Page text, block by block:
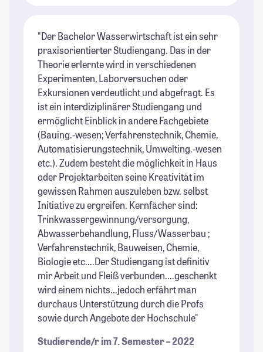
"Der Bachelor Wasserwirtschaft ist ein sehr
praxisorientierter Studiengang. Das in der
Theorie erlernte wird in verschiedenen
Experimenten, Laborversuchen oder
Exkursionen verdeutlicht und abgefragt. Es
ist ein interdiziplinärer Studiengang und
ermöglicht Einblick in andere Fachgebiete
(Bauing.-wesen; Verfahrenstechnik, Chemie,
Automatisierungstechnik, Umwelting.-wesen
etc.). Zudem besteht die möglichkeit in Haus
oder Projektarbeiten seine Kreativität im
gewissen Rahmen auszuleben bzw. selbst
Initiative zu ergreifen. Kernfächer sind:
Trinkwassergewinnung/versorgung,
Abwasserbehandlung, Fluss/Wasserbau ;
Verfahrenstechnik, Bauweisen, Chemie,
Biologie etc....Der Studiengang ist definitiv
mir Arbeit und Fleiß verbunden....geschenkt
wird einem nichts...jedoch erfährt man
durchaus Unterstützung durch die Profs
sowie durch Angebote der Hochschule"
Studierende/r im 7. Semester – 2022